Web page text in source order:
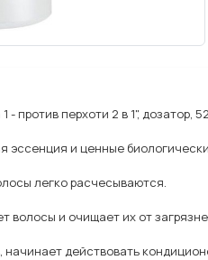
против перхоти 2 в 1",
эссенция и ценные
легко расчесываются.
волосы и очищает их от
действовать